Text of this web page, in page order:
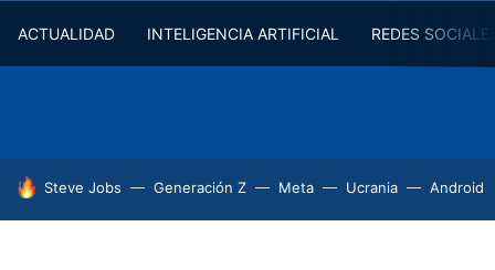
ACTUALIDAD INTELIGENCIA ARTIFICIAL REDES
HOY SE HABLA DE
Steve Jobs Generación Z Meta Ucrania Android